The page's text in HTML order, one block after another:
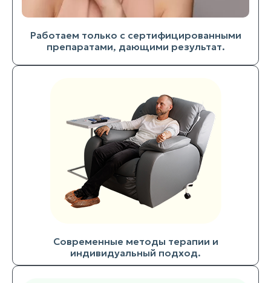
Работаем только с сертифицированными
препаратами, дающими результат.
Современные методы терапии и
индивидуальный подход.